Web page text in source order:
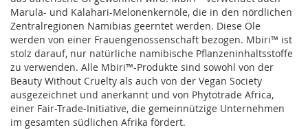
Marula- und Kalahari-Melonenkernöle, die in den nördlichen
Zentralregionen Namibias geerntet werden. Diese Öle
werden von einer Frauengenossenschaft bezogen. Mbiri™ ist
stolz darauf, nur natürliche namibische Pflanzeninhaltsstoffe
zu verwenden. Alle Mbiri™-Produkte sind sowohl von der
Beauty Without Cruelty als auch von der Vegan Society
ausgezeichnet und anerkannt und von Phytotrade Africa,
einer Fair-Trade-Initiative, die gemeinnützige Unternehmen
im gesamten südlichen Afrika fördert.